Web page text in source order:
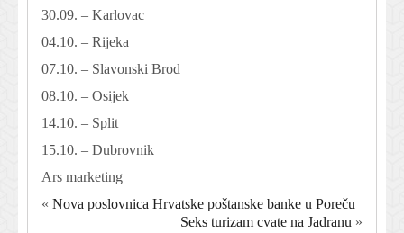
30.09. – Karlovac
04.10. – Rijeka
07.10. – Slavonski Brod
08.10. – Osijek
14.10. – Split
15.10. – Dubrovnik
Ars marketing
« Nova poslovnica Hrvatske poštanske banke u Poreču
Seks turizam cvate na Jadranu »